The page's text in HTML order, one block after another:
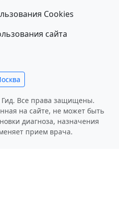
Cookies
сайта
Все права защищены.
на сайте, не может быть
диагноза, назначения
прием врача.